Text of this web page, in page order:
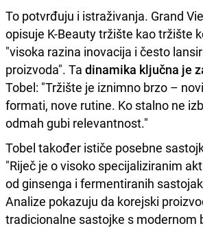
To potvrđuju i istraživanja. Grand
opisuje K-Beauty tržište kao tržište
"visoka razina inovacija i često
proizvoda". Ta dinamika ključna je
Tobel: "Tržište je iznimno brzo –
formati, nove rutine. Ko stalno ne
odmah gubi relevantnost."
Tobel također ističe posebne
"Riječ je o visoko specijaliziranim
od ginsenga i fermentiranih
Analize pokazuju da korejski
tradicionalne sastojke s modernom